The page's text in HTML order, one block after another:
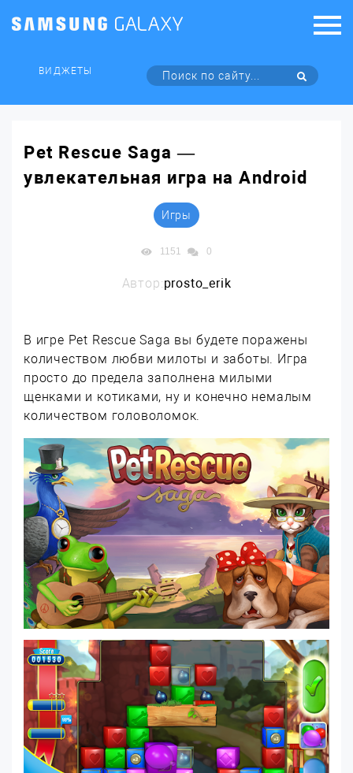
ВИДЖЕТЫ
Pet Rescue Saga —
увлекательная игра на Android
Игры
1151 0
Автор:prosto_erik
В игре Pet Rescue Saga вы будете поражены
количеством любви милоты и заботы. Игра
просто до предела заполнена милыми
щенками и котиками, ну и конечно немалым
количеством головоломок.